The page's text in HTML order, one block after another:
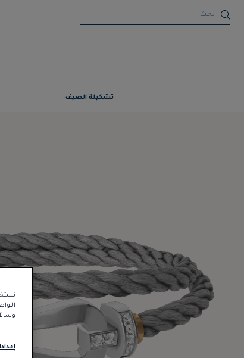
تشكيلة الصيف